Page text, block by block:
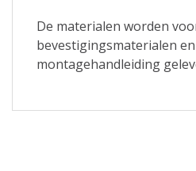
De materialen worden
bevestigingsmaterialen
montagehandleiding